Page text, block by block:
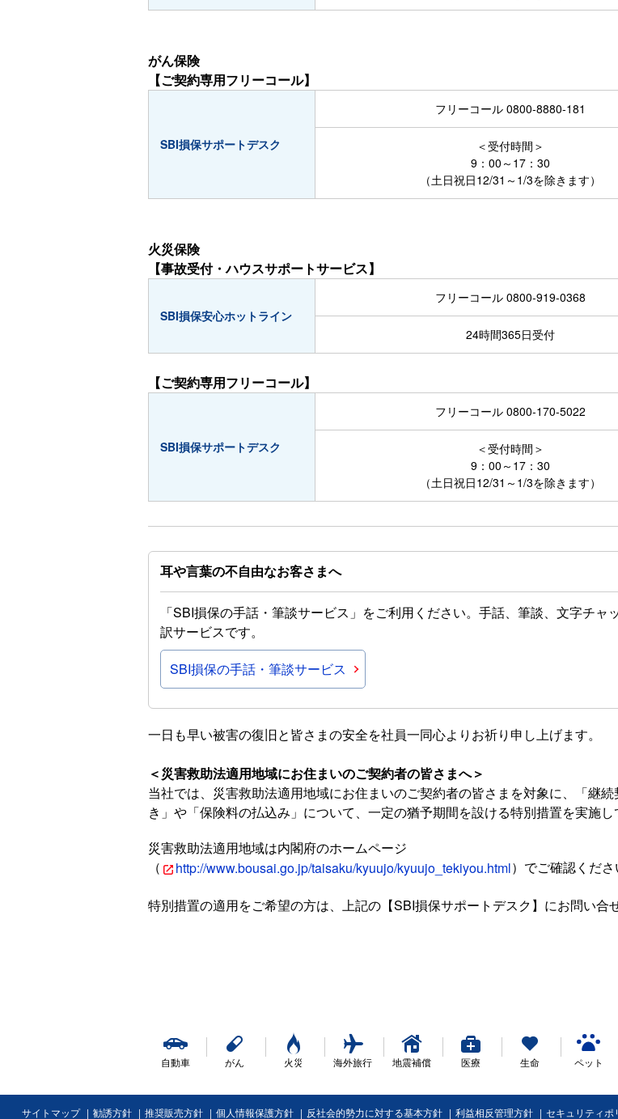
がん保険
【ご契約専用フリーコール】
SBI損保サポートデスク
フリーコール 0800-8880-181
＜受付時間＞
9：00～17：30
（土日祝日12/31～1/3を除きます）
火災保険
【事故受付・ハウスサポートサービス】
SBI損保安心ホットライン
フリーコール 0800-919-0368
24時間365日受付
【ご契約専用フリーコール】
SBI損保サポートデスク
フリーコール 0800-170-5022
＜受付時間＞
9：00～17：30
（土日祝日12/31～1/3を除きます）
耳や言葉の不自由なお客さまへ
「SBI損保の手話・筆談サービス」をご利用ください。手話、筆談、文字チャ
訳サービスです。
SBI損保の手話・筆談サービス
一日も早い被害の復旧と皆さまの安全を社員一同心よりお祈り申し上げます。
＜災害救助法適用地域にお住まいのご契約者の皆さまへ＞
当社では、災害救助法適用地域にお住まいのご契約者の皆さまを対象に、「継
き」や「保険料の払込み」について、一定の猶予期間を設ける特別措置を実施し
災害救助法適用地域は内閣府のホームページ
（
http://www.bousai.go.jp/taisaku/kyuujo/kyuujo_tekiyou.html）でご確認くださ
特別措置の適用をご希望の方は、上記の【SBI損保サポートデスク】にお問い合
自動車 がん 火災 海外旅行 地震補償 医療 生命 ペット
サイトマップ 勧誘方針 推奨販売方針 個人情報保護方針 反社会的勢力に対する基本方針 利益相反管理方針 セキュリティポ